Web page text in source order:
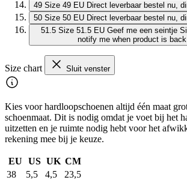
49 Size 49 EU Direct leverbaar bestel nu,
50 Size 50 EU Direct leverbaar bestel nu,
51.5 Size 51.5 EU Geef me een seintje
notify me when product is
Size chart Sluit venster
Kies voor hardloopschoenen altijd één maat
schoenmaat. Dit is nodig omdat je voet bij het
uitzetten en je ruimte nodig hebt voor het
rekening mee bij je keuze.
EU US UK CM
38
5,5 4,5
23,5